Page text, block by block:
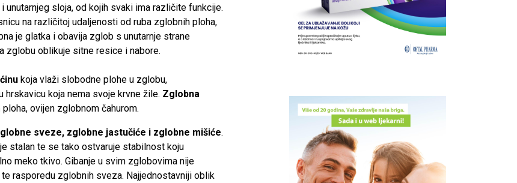
sloja, od kojih svaki ima različite funkcije.
na različitoj udaljenosti od ruba zglobnih ploha,
je glatka i obavija zglob s unutarnje strane
zglobu oblikuje sitne resice i nabore.
koja vlaži slobodne plohe u zglobu,
koja nema svoje krvne žile. Zglobna
ovijen zglobnom čahurom.
sveze, zglobne jastučiće i zglobne mišiće.
stalan te se tako ostvaruje stabilnost koju
meko tkivo. Gibanje u svim zglobovima nije
rasporedu zglobnih sveza. Najjednostavniji oblik